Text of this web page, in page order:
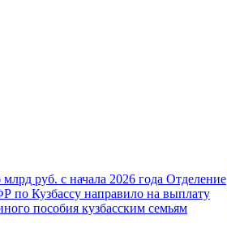
млрд руб. с начала 2026 года Отделение
по Кузбассу направило на выплату
пособия кузбасским семьям